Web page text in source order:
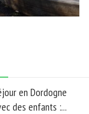
en Dordogne
des enfants :...